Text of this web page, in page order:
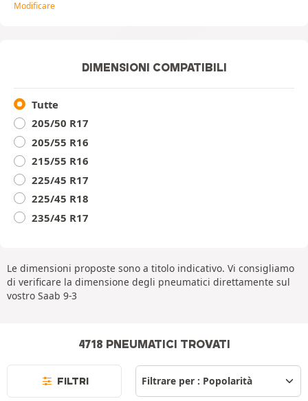
Modificare
DIMENSIONI COMPATIBILI
Tutte
205/50 R17
205/55 R16
215/55 R16
225/45 R17
225/45 R18
235/45 R17
Le dimensioni proposte sono a titolo indicativo. Vi consigliamo
di verificare la dimensione degli pneumatici direttamente sul
vostro Saab 9-3
4718 PNEUMATICI TROVATI
FILTRI